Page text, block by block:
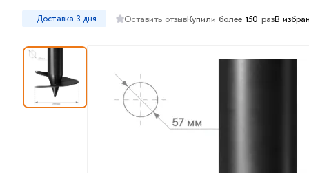
Доставка 3 дня Оставить отзывКупили более 150 разВ